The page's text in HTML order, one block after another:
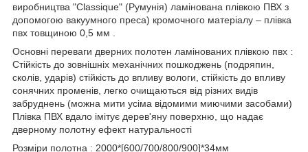
виробництва "Classique" (Румунія) ламінована плівкою ПВХ з
допомогою вакуумного преса) кромочного матеріалу – плівка
пвх товщиною 0,5 мм .
Основні переваги дверних полотен ламінованих плівкою пвх :
Стійкість до зовнішніх механічних пошкоджень (подряпин,
сколів, ударів) стійкість до впливу вологи, стійкість до впливу
сонячних променів, легко очищаються від різних видів
забруднень (можна мити усіма відомими миючими засобами)
Плівка ПВХ вдало імітує дерев'яну поверхню, що надає
дверному полотну ефект натуральності
Розміри полотна : 2000*[600/700/800/900]*34мм